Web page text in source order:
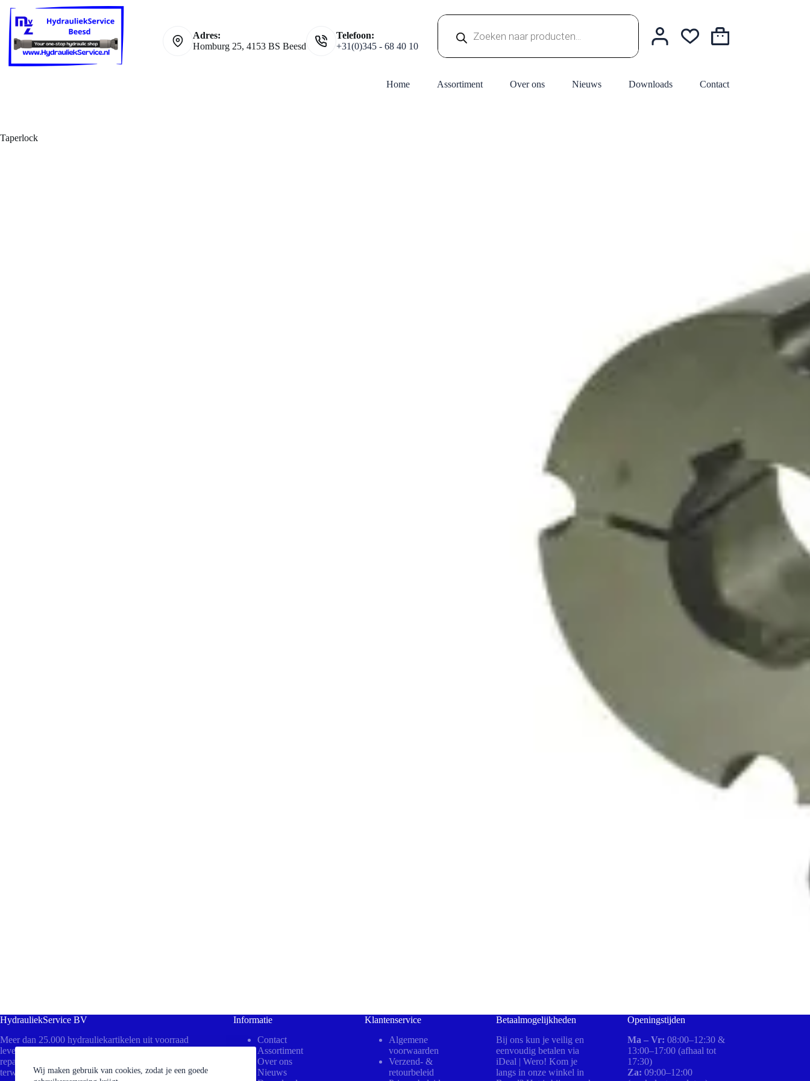
naar
inhoud
Wij maken gebruik van cookies, zodat je een goede
Adres:
Homburg 25, 4153 BS Beesd
Telefoon:
+31(0)345 - 68 40 10
zoeken
Winkelwagen
Home Assortiment Over ons Nieuws Downloads Contact
Taperlock
HydrauliekService BV
Meer dan 25.000 hydrauliekartikelen uit voorraad
leverbaar! Bezoek ons in Beesd voor direct advies,
reparaties aan uw cilinders of het persen van slangen
terwijl u wacht.
Informatie
Contact
Assortiment
Over ons
Nieuws
Klantenservice
Algemene
voorwaarden
Verzend- &
retourbeleid
Betaalmogelijkheden
Bij ons kun je veilig en
eenvoudig betalen via
iDeal | Wero! Kom je
langs in onze winkel in
Openingstijden
Ma – Vr: 08:00–12:30 &
13:00–17:00 (afhaal tot
17:30)
Za: 09:00–12:00